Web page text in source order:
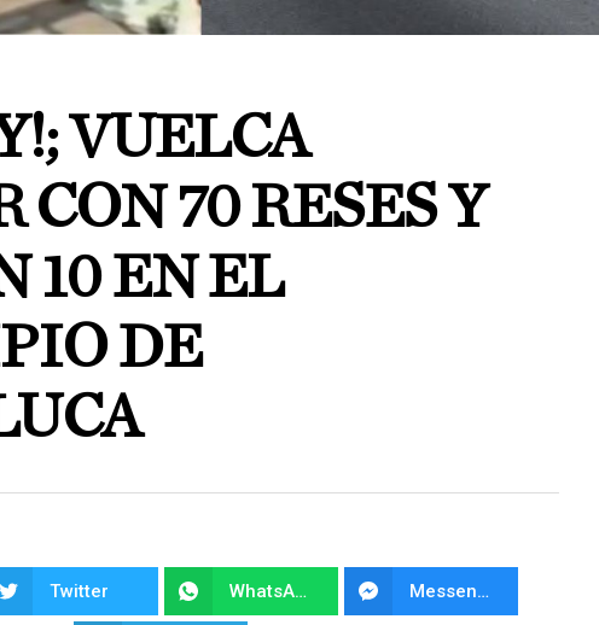
VUELCA
CON 70 RESES Y
10 EN EL
DE
Twitter WhatsApp Messenger